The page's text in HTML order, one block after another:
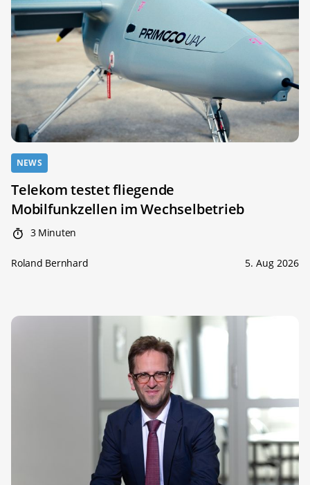
NEWS
Telekom testet fliegende
Mobilfunkzellen im Wechselbetrieb
3 Minuten
Roland Bernhard 5. Aug 2026